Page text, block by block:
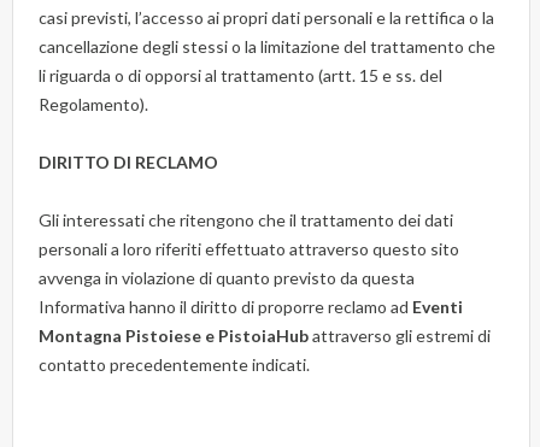
casi previsti, l’accesso ai propri dati personali e la rettifica o la
cancellazione degli stessi o la limitazione del trattamento che
li riguarda o di opporsi al trattamento (artt. 15 e ss. del
Regolamento).
DIRITTO DI RECLAMO
Gli interessati che ritengono che il trattamento dei dati
personali a loro riferiti effettuato attraverso questo sito
avvenga in violazione di quanto previsto da questa
Informativa hanno il diritto di proporre reclamo ad Eventi
Montagna Pistoiese e PistoiaHubattraverso gli estremi di
contatto precedentemente indicati.